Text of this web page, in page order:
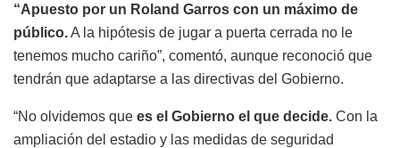
“Apuesto por un Roland Garros con un máximo de
público.A la hipótesis de jugar a puerta cerrada no le
tenemos mucho cariño”, comentó, aunque reconoció que
tendrán que adaptarse a las directivas del Gobierno.
“No olvidemos que es el Gobierno el que decide. Con la
ampliación del estadio y las medidas de seguridad